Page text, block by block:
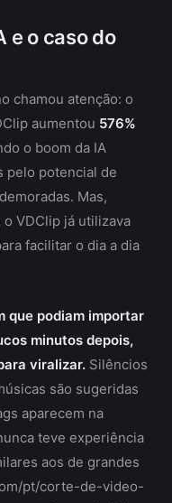
e o caso do
chamou atenção: o
aumentou 576%
o boom da IA
pelo potencial de
Mas,
VDClip já utilizava
facilitar o dia a dia
que podiam importar
minutos depois,
viralizar. Silêncios
são sugeridas
aparecem na
teve experiência
aos de grandes
pt/corte-de-video-